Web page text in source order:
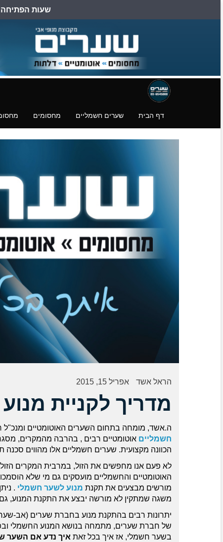
שעות הפתיחה הן:
דף הבית שערים חשמליים מחסומים
הראל אשד אפריל 15, 2015
מדריך לקניית
ה.אשד, מומחה בתחום השערים האוטומטיים
חשמליים אוטומטיים רבים , בהרבה מהמקרים,
הכוונה מקצועית. שערים חשמליים אלו מהווים סכנה
לא פעם אנו מחפשים את הזול, במרבית המקרים
האוטומטיים והחשמליים מועסקים גם מי שלא
מורשים מבצעים את תקנת מנוע לשער חשמלי .
משגה שמתקין לא מורשה יבצע את התקנת המנוע,
יתרונות רבים בהתקנת מנוע בחברת שערים (אב-
של חברת שערים, מתמחה בנושא המנוע החשמלי
בשער חשמלי, אז איך בכל זאת איך נדע אם השער